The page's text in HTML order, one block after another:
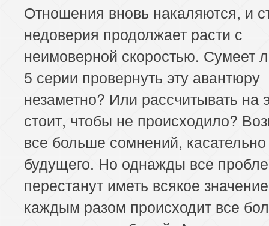
Отношения вновь накаляются, и
недоверия продолжает расти с
неимоверной скоростью. Сумеет
5 серии провернуть эту авантюру
незаметно? Или рассчитывать на
стоит, чтобы не происходило?
все больше сомнений, касательно
будущего. Но однажды все
перестанут иметь всякое
каждым разом происходит все